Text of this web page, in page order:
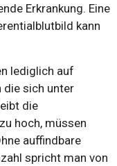
Erkrankung. Eine
kann
lediglich auf
die sich unter
die
hoch, müssen
auffindbare
spricht man von